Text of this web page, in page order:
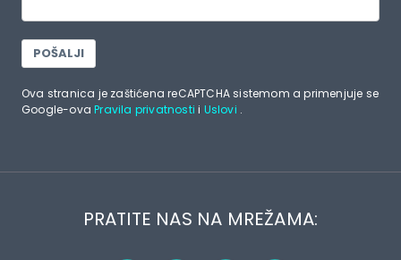
POŠALJI
Ova stranica je zaštićena reCAPTCHA sistemom a primenjuje se
Google-ovaPravila privatnosti i Uslovi .
PRATITE NAS NA MREŽAMA: